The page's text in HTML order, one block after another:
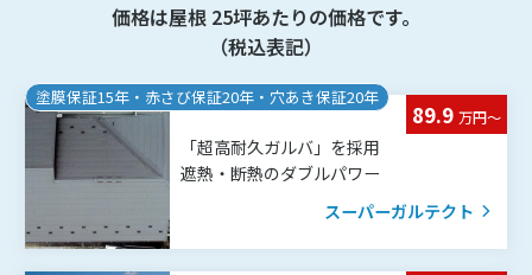
価格は屋根 25坪あたりの価格です。
（税込表記）
「超高耐久ガルバ」を採用
遮熱・断熱のダブルパワー
89.9万円〜
塗膜保証15年・赤さび保証20年・穴あき保証20年
スーパーガルテクト